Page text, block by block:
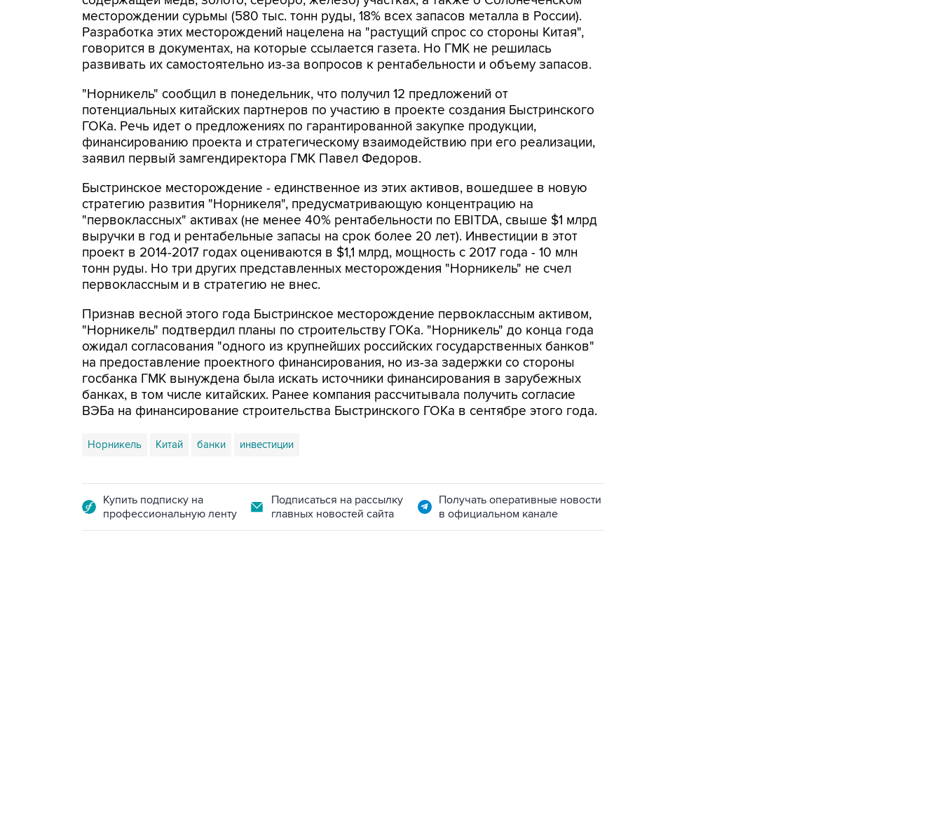
месторождении сурьмы (580 тыс. тонн руды, 18% всех запасов металла в России).
Разработка этих месторождений нацелена на "растущий спрос со стороны Китая",
говорится в документах, на которые ссылается газета. Но ГМК не решилась
развивать их самостоятельно из-за вопросов к рентабельности и объему запасов.
"Норникель" сообщил в понедельник, что получил 12 предложений от
потенциальных китайских партнеров по участию в проекте создания Быстринского
ГОКа. Речь идет о предложениях по гарантированной закупке продукции,
финансированию проекта и стратегическому взаимодействию при его реализации,
заявил первый замгендиректора ГМК Павел Федоров.
Быстринское месторождение - единственное из этих активов, вошедшее в новую
стратегию развития "Норникеля", предусматривающую концентрацию на
"первоклассных" активах (не менее 40% рентабельности по EBITDA, свыше $1 млрд
выручки в год и рентабельные запасы на срок более 20 лет). Инвестиции в этот
проект в 2014-2017 годах оцениваются в $1,1 млрд, мощность с 2017 года - 10 млн
тонн руды. Но три других представленных месторождения "Норникель" не счел
первоклассным и в стратегию не внес.
Признав весной этого года Быстринское месторождение первоклассным активом,
"Норникель" подтвердил планы по строительству ГОКа. "Норникель" до конца года
ожидал согласования "одного из крупнейших российских государственных банков"
на предоставление проектного финансирования, но из-за задержки со стороны
госбанка ГМК вынуждена была искать источники финансирования в зарубежных
банках, в том числе китайских. Ранее компания рассчитывала получить согласие
ВЭБа на финансирование строительства Быстринского ГОКа в сентябре этого года.
Норникель Китай банки инвестиции
Купить подписку на
профессиональную ленту
Подписаться на рассылку
главных новостей сайта
Получать оперативные новости
в официальном канале